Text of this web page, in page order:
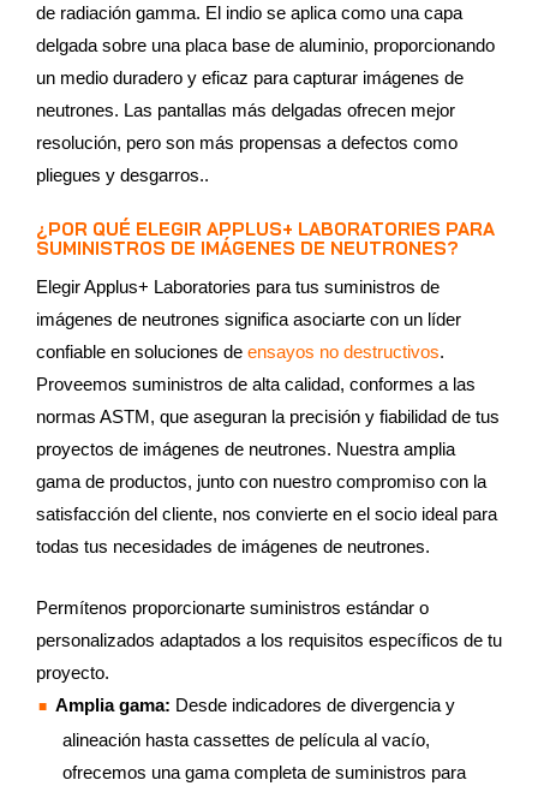
de radiación gamma. El indio se aplica como una capa
delgada sobre una placa base de aluminio, proporcionando
un medio duradero y eficaz para capturar imágenes de
neutrones. Las pantallas más delgadas ofrecen mejor
resolución, pero son más propensas a defectos como
pliegues y desgarros..
¿POR QUÉ ELEGIR APPLUS+ LABORATORIES PARA
SUMINISTROS DE IMÁGENES DE NEUTRONES?
Elegir Applus+ Laboratories para tus suministros de
imágenes de neutrones significa asociarte con un líder
confiable en soluciones de ensayos no destructivos.
Proveemos suministros de alta calidad, conformes a las
normas ASTM, que aseguran la precisión y fiabilidad de tus
proyectos de imágenes de neutrones. Nuestra amplia
gama de productos, junto con nuestro compromiso con la
satisfacción del cliente, nos convierte en el socio ideal para
todas tus necesidades de imágenes de neutrones.
Permítenos proporcionarte suministros estándar o
personalizados adaptados a los requisitos específicos de tu
proyecto.
Amplia gama: Desde indicadores de divergencia y
alineación hasta cassettes de película al vacío,
ofrecemos una gama completa de suministros para